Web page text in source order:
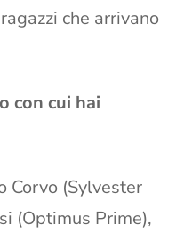
che arrivano
con cui hai
Corvo (Sylvester
(Optimus Prime),